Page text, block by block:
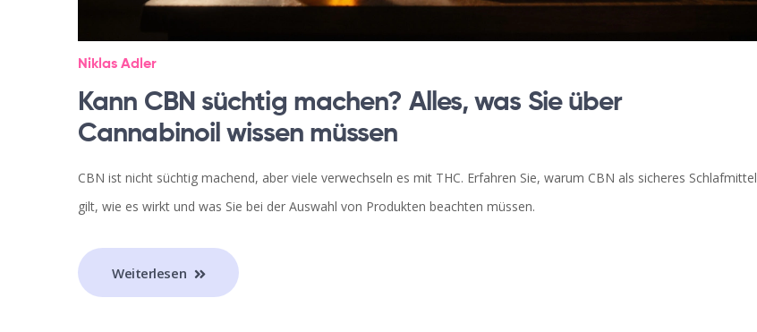
Niklas Adler
Kann CBN süchtig machen? Alles, was Sie über
Cannabinoil wissen müssen
CBN ist nicht süchtig machend, aber viele verwechseln es mit THC. Erfahren Sie, warum CBN als sicheres Schlafmittel
gilt, wie es wirkt und was Sie bei der Auswahl von Produkten beachten müssen.
Weiterlesen